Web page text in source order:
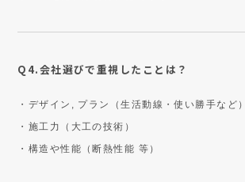
Q4.会社選びで重視したことは？
・デザイン, プラン（生活動線・使い勝手など）
・施工力（大工の技術）
・構造や性能（断熱性能 等）